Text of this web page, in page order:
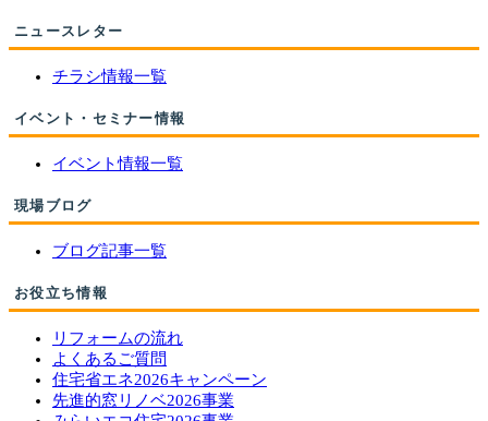
ニュースレター
チラシ情報一覧
イベント・セミナー情報
イベント情報一覧
現場ブログ
ブログ記事一覧
お役立ち情報
リフォームの流れ
よくあるご質問
住宅省エネ2026キャンペーン
先進的窓リノベ2026事業